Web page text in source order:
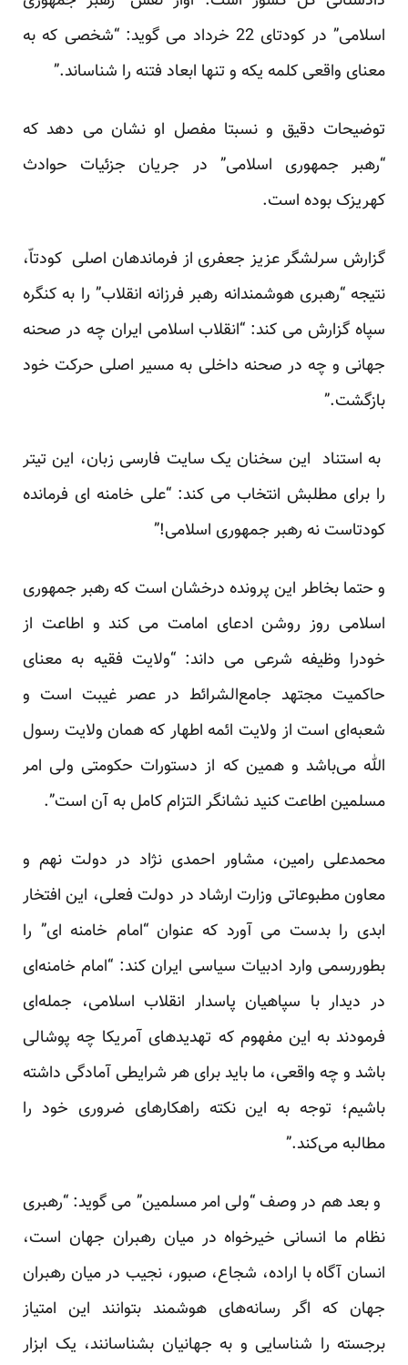
اسلامی” در کودتای 22 خرداد می گوید: “شخصی که به
معنای واقعی کلمه یکه و تنها ابعاد فتنه را شناساند.”
توضیحات دقیق و نسبتا مفصل او نشان می دهد که
“رهبر جمهوری اسلامی” در جریان جزئیات حوادث
کهریزک بوده است.
گزارش سرلشگر عزیز جعفری از فرماندهان اصلی کودتاّ،
نتیجه “رهبری هوشمندانه رهبر فرزانه انقلاب” را به کنگره
سپاه گزارش می کند: “انقلاب اسلامی ایران چه در صحنه
جهانی و چه در صحنه داخلی به مسیر اصلی حرکت خود
بازگشت.”
به استناد این سخنان یک سایت فارسی زبان، این تیتر
را برای مطلبش انتخاب می کند: “علی خامنه ای فرمانده
کودتاست نه رهبر جمهوری اسلامی!”
و حتما بخاطر این پرونده درخشان است که رهبر جمهوری
اسلامی روز روشن ادعای امامت می کند و اطاعت از
خودرا وظیفه شرعی می داند: “ولایت فقیه به معنای
حاکمیت مجتهد جامع‌الشرائط در عصر غیبت است و
شعبه‌ای است از ولایت ائمه اطهار که همان ولایت رسول
الله می‌‌باشد و همین که از دستورات حکومتی ولی امر
مسلمین اطاعت کنید نشانگر التزام کامل به آن است”.
محمدعلی رامین، مشاور احمدی نژاد در دولت نهم و
معاون مطبوعاتی وزارت ارشاد در دولت فعلی، این افتخار
ابدی را بدست می آورد که عنوان “امام خامنه ای” را
بطوررسمی وارد ادبیات سیاسی ایران کند: “امام خامنه‌ای
در دیدار با سپاهیان پاسدار انقلاب اسلامی، جمله‌ای
فرمودند به این مفهوم که تهدیدهای آمریکا چه پوشالی
باشد و چه واقعی، ما باید برای هر شرایطی آمادگی داشته
باشیم؛ توجه به این نکته راهکارهای ضروری خود را
مطالبه می‌کند.”
و بعد هم در وصف “ولی امر مسلمین” می گوید: “رهبری
نظام ما انسانی خیرخواه در میان رهبران جهان است،
انسان آگاه با اراده، شجاع، صبور، نجیب در میان رهبران
جهان که اگر رسانه‌های هوشمند بتوانند این امتیاز
برجسته را شناسایی و به جهانیان بشناسانند، یک ابزار